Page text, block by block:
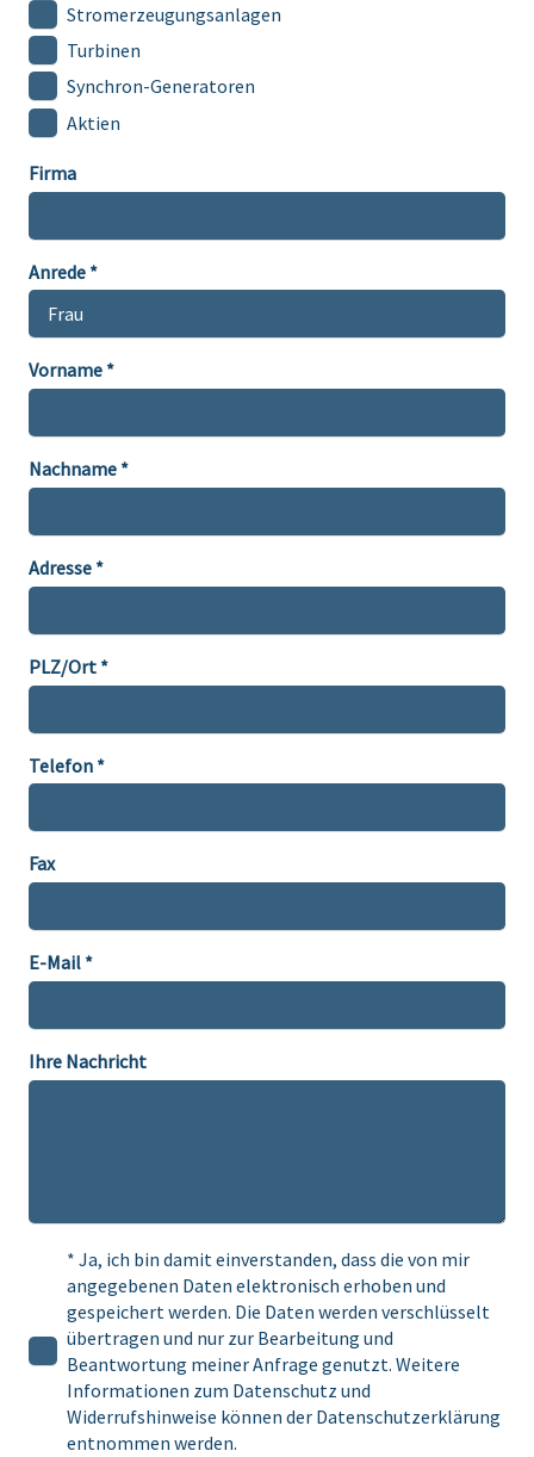
Stromerzeugungsanlagen
Turbinen
Synchron-Generatoren
Aktien
Firma
Anrede *
Vorname *
Nachname *
Adresse *
PLZ/Ort *
Telefon *
Fax
E-Mail *
Ihre Nachricht
* Ja, ich bin damit einverstanden, dass die von mir
angegebenen Daten elektronisch erhoben und
gespeichert werden. Die Daten werden verschlüsselt
übertragen und nur zur Bearbeitung und
Beantwortung meiner Anfrage genutzt. Weitere
Informationen zum Datenschutz und
Widerrufshinweise können der Datenschutzerklärung
entnommen werden.